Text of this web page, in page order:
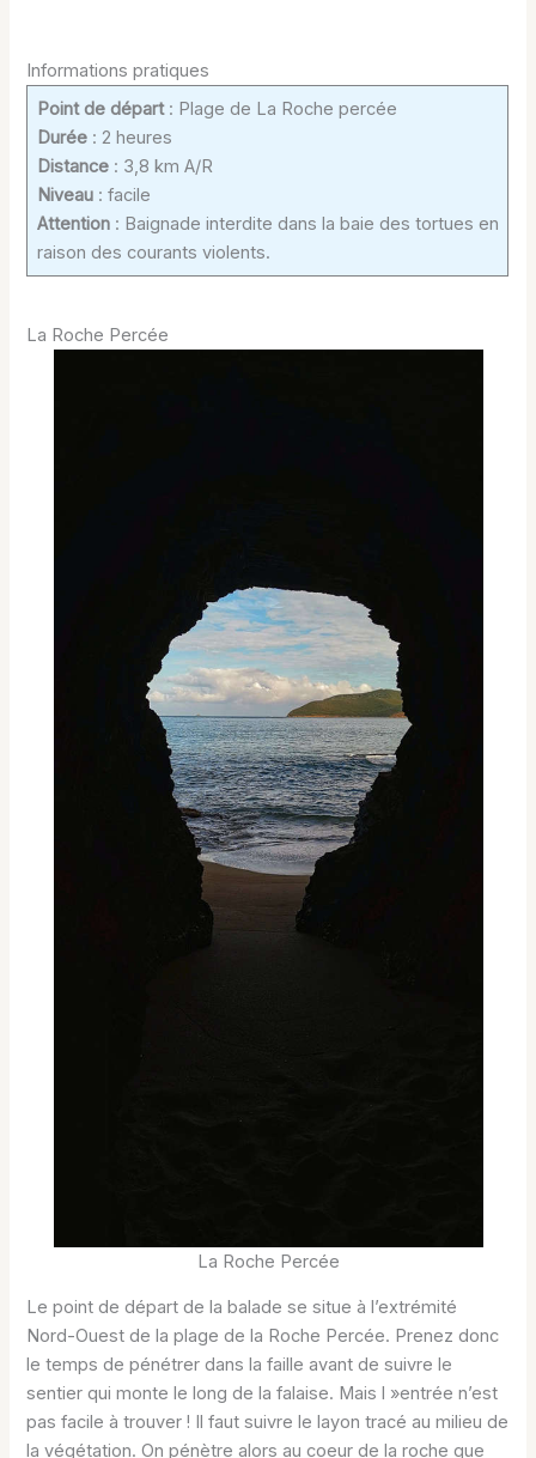
Informations pratiques
Point de départ: Plage de La Roche percée
Durée: 2 heures
Distance: 3,8 km A/R
Niveau : facile
Attention : Baignade interdite dans la baie des tortues en
raison des courants violents.
La Roche Percée
La Roche Percée
Le point de départ de la balade se situe à l’extrémité
Nord-Ouest de la plage de la Roche Percée. Prenez donc
le temps de pénétrer dans la faille avant de suivre le
sentier qui monte le long de la falaise. Mais l »entrée n’est
pas facile à trouver ! Il faut suivre le layon tracé au milieu de
la végétation. On pénètre alors au coeur de la roche que